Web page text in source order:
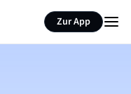
Zur App